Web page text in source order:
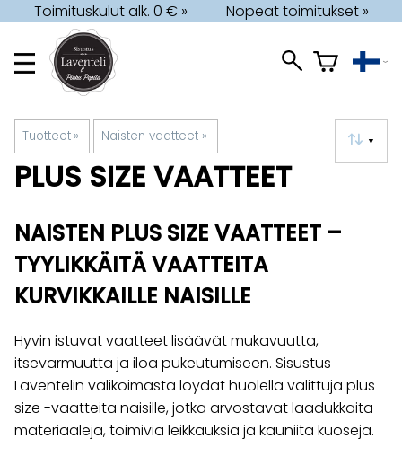
Toimituskulut alk. 0 € » Nopeat toimitukset »
Tuotteet ‪» Naisten vaatteet ‪» ▼
PLUS SIZE VAATTEET
NAISTEN PLUS SIZE VAATTEET –
TYYLIKKÄITÄ VAATTEITA
KURVIKKAILLE NAISILLE
Hyvin istuvat vaatteet lisäävät mukavuutta,
itsevarmuutta ja iloa pukeutumiseen. Sisustus
Laventelin valikoimasta löydät huolella valittuja plus
size -vaatteita naisille, jotka arvostavat laadukkaita
materiaaleja, toimivia leikkauksia ja kauniita kuoseja.